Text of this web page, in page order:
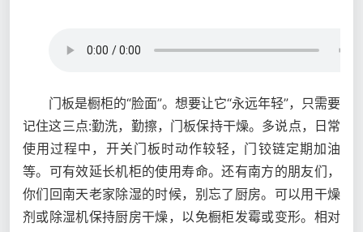
门板是橱柜的“脸面”。想要让它“永远年轻”，只需要
记住这三点:勤洗，勤擦，门板保持干燥。多说点，日常
使用过程中，开关门板时动作较轻，门铰链定期加油
等。可有效延长机柜的使用寿命。还有南方的朋友们，
你们回南天老家除湿的时候，别忘了厨房。可以用干燥
剂或除湿机保持厨房干燥，以免橱柜发霉或变形。相对